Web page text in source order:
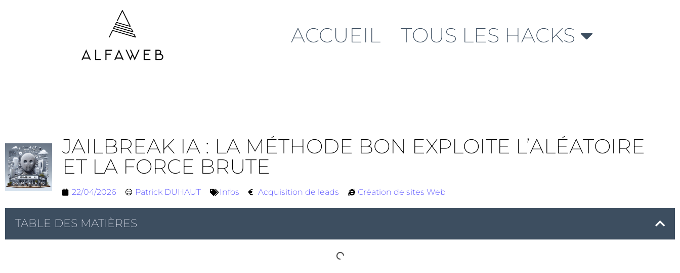
ACCUEIL TOUS LES HACKS
JAILBREAK IA : LA MÉTHODE BON EXPLOITE L’ALÉATOIRE
ET LA FORCE BRUTE
22/04/2026 Patrick DUHAUT Infos Acquisition de leads Création de sites Web
TABLE DES MATIÈRES